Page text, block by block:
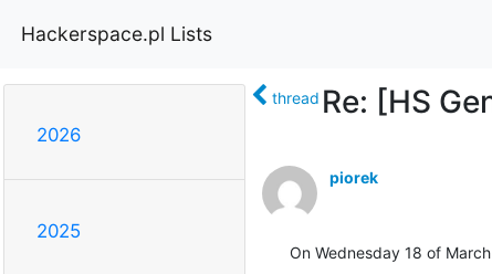
Hackerspace.pl Lists
2026
2025
thread Re: [HS
piorek
On Wednesday 18 of